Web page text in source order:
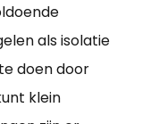
als isolatie
doen door
klein